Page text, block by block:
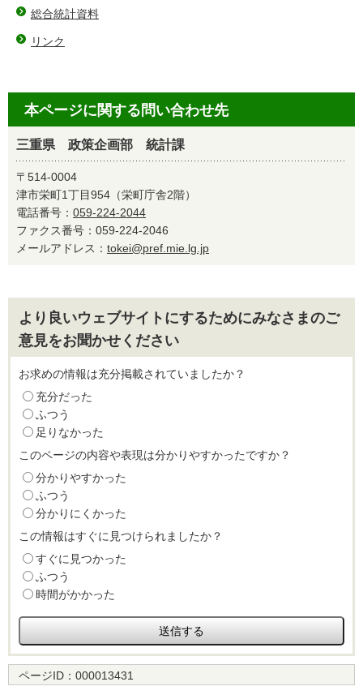
総合統計資料
リンク
本ページに関する問い合わせ先
三重県 政策企画部 統計課
〒514-0004
津市栄町1丁目954（栄町庁舎2階）
電話番号： 059-224-2044
ファクス番号：059-224-2046
メールアドレス： tokei@pref.mie.lg.jp
より良いウェブサイトにするためにみなさまのご
意見をお聞かせください
お求めの情報は充分掲載されていましたか？
充分だった
ふつう
足りなかった
このページの内容や表現は分かりやすかったですか？
分かりやすかった
ふつう
分かりにくかった
この情報はすぐに見つけられましたか？
すぐに見つかった
ふつう
時間がかかった
ページID： 000013431